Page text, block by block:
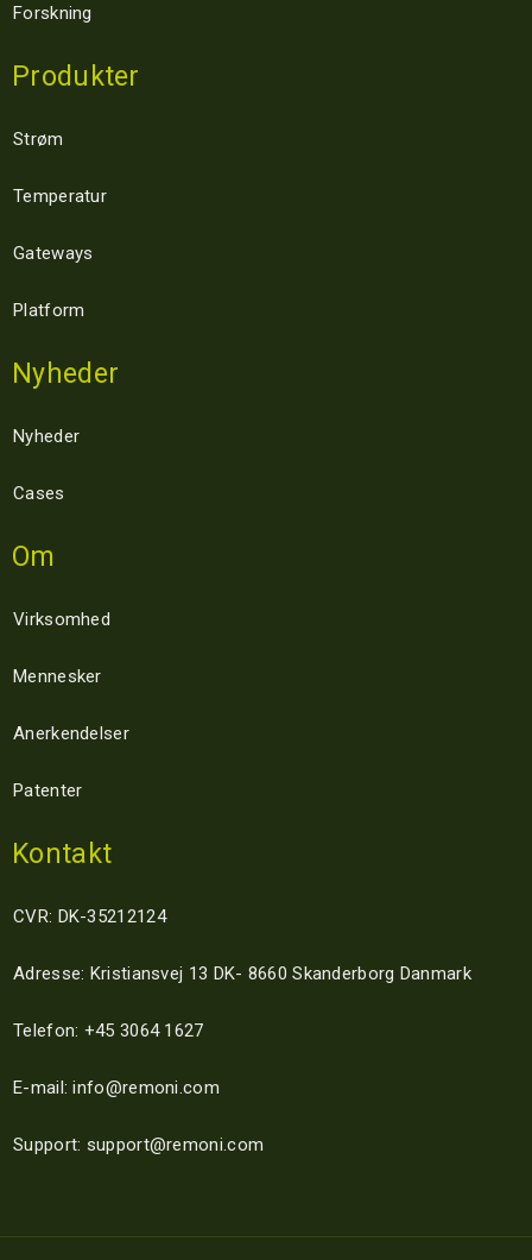
Forskning
Produkter
Strøm
Temperatur
Gateways
Platform
Nyheder
Nyheder
Cases
Om
Virksomhed
Mennesker
Anerkendelser
Patenter
Kontakt
CVR: DK-35212124
Adresse: Kristiansvej 13 DK- 8660 Skanderborg Danmark
Telefon: +45 3064 1627
E-mail: info@remoni.com
Support: support@remoni.com